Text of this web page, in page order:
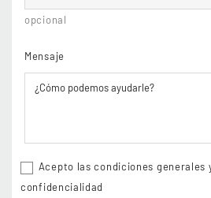
opcional
Mensaje
Acepto las condiciones generales
confidencialidad